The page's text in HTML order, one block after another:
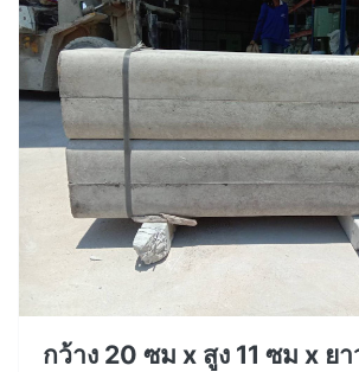
กว้าง 20 ซม x สูง 11 ซม x ย